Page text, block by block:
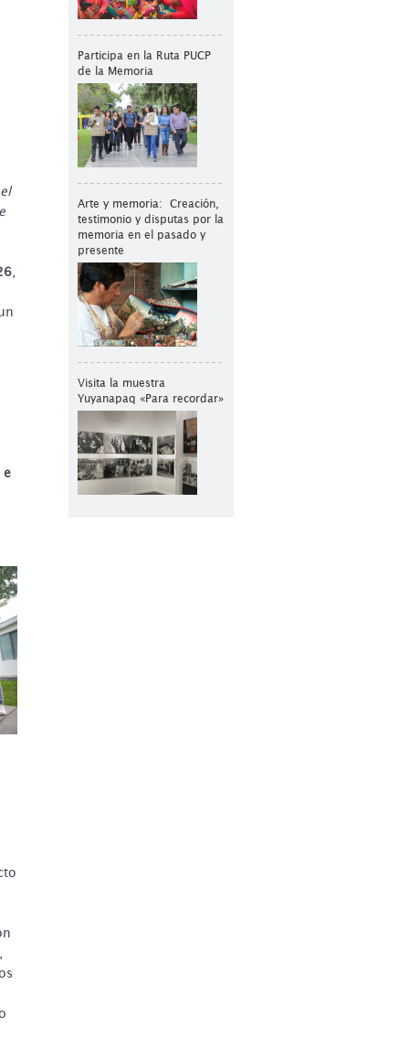
un
e
Participa en la Ruta PUCP
de la Memoria
Arte y memoria: Creación,
testimonio y disputas por la
memoria en el pasado y
presente
Visita la muestra
Yuyanapaq «Para recordar»